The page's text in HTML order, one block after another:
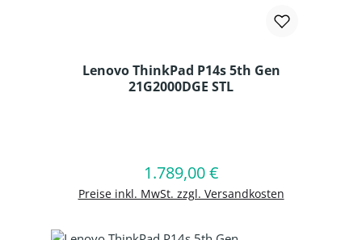
Lenovo ThinkPad P14s 5th Gen
21G2000DGE STL
Regulärer Preis:
1.789,00 €
Preise inkl. MwSt. zzgl. Versandkosten
In den Warenkorb